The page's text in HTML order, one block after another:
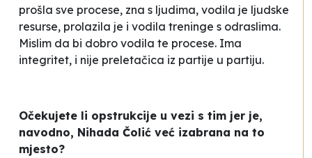
prošla sve procese, zna s ljudima, vodila je ljudske
resurse, prolazila je i vodila treninge s odraslima.
Mislim da bi dobro vodila te procese. Ima
integritet, i nije preletačica iz partije u partiju.
Očekujete li opstrukcije u vezi s tim jer je,
navodno, Nihada Čolić već izabrana na to
mjesto?